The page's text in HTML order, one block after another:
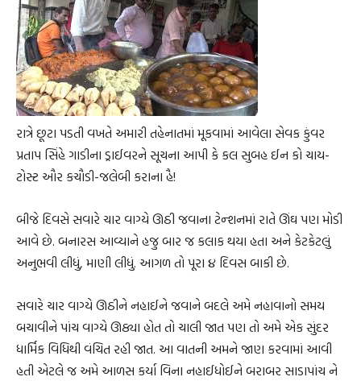
રાત્રે છૂટા પડતી વખતે અમારી તહેનાતમાં મૂકવામાં આવેલા સેવક કુંવર
પ્રતાપ સિંહે ગાડીના ડ્રાઈવરને સૂચના આપી કે કલ સુબહ ઈન કો ચાય-
ટોસ્ટ ઔર કચૌડી-જલેબી કરાના હૈ!
બીજે દિવસે સવારે ચાર વાગ્યે ઊઠી જવાના ટેન્શનમાં રાતે ઊંઘ પણ મોડી
આવે છે. બનારસ આવ્યાને હજુ બાર જ કલાક થયા હતા અને કેટકેટલું
અનુભવી લીધું, માણી લીધું. આગળ તો પૂરા ૪ દિવસ બાકી છે.
સવારે ચાર વાગ્યે ઊઠીને નહાઈને જવાને બદલે અમે નહાવાનો સમય
બચાવીને પાંચ વાગ્યે ઊઠ્યા હોત તો ચાલી જાત પણ તો અમે એક સુંદર
ધાર્મિક વિધિથી વંચિત રહી જાત. આ વાતની અમને જાણ કરવામાં આવી
હતી એટલે જ અમે આળસ કર્યા વિના નહાઈધોઈને બરાબર સાડાપાંચ ને